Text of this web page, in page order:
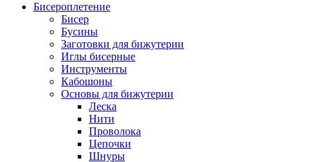
Бисероплетение
Бисер
Бусины
Заготовки для бижутерии
Иглы бисерные
Инструменты
Кабошоны
Основы для бижутерии
Леска
Нити
Проволока
Цепочки
Шнуры